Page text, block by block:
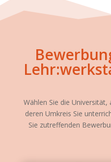
Wählen Sie die Universität,
deren Umkreis Sie
Sie zutreffenden